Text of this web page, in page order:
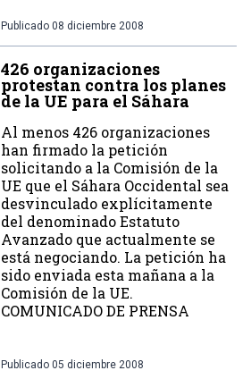
Publicado 08 diciembre 2008
426 organizaciones
protestan contra los planes
de la UE para el Sáhara
Al menos 426 organizaciones
han firmado la petición
solicitando a la Comisión de la
UE que el Sáhara Occidental sea
desvinculado explícitamente
del denominado Estatuto
Avanzado que actualmente se
está negociando. La petición ha
sido enviada esta mañana a la
Comisión de la UE.
COMUNICADO DE PRENSA
Publicado 05 diciembre 2008